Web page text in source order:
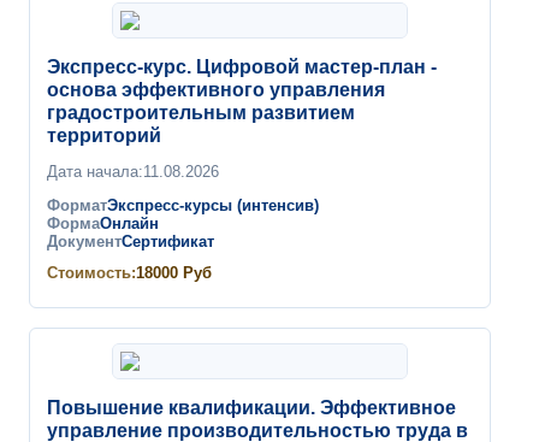
Экспресс-курс. Цифровой мастер-план -
основа эффективного управления
градостроительным развитием
территорий
Дата начала:11.08.2026
ФорматЭкспресс-курсы (интенсив)
ФормаОнлайн
ДокументСертификат
Стоимость:18000 Руб
Повышение квалификации. Эффективное
управление производительностью труда в